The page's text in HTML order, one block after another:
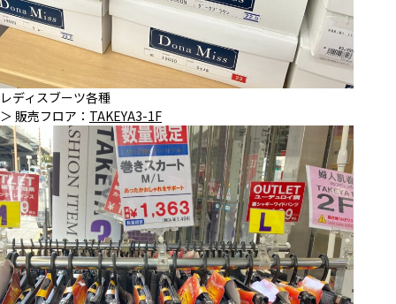
レディスブーツ各種
＞ 販売フロア： TAKEYA3-1F